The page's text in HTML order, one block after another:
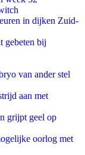
in dijken Zuid-
gebeten bij
van ander stel
aan met
grijpt geel op
oorlog met